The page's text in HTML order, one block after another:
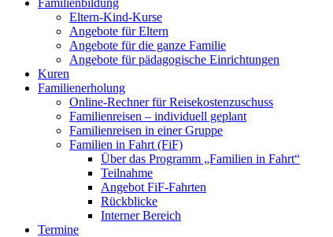
Familienbildung
Eltern-Kind-Kurse
Angebote für Eltern
Angebote für die ganze Familie
Angebote für pädagogische Einrichtungen
Kuren
Familienerholung
Online-Rechner für Reisekostenzuschuss
Familienreisen – individuell geplant
Familienreisen in einer Gruppe
Familien in Fahrt (FiF)
Über das Programm „Familien in Fahrt“
Teilnahme
Angebot FiF-Fahrten
Rückblicke
Interner Bereich
Termine